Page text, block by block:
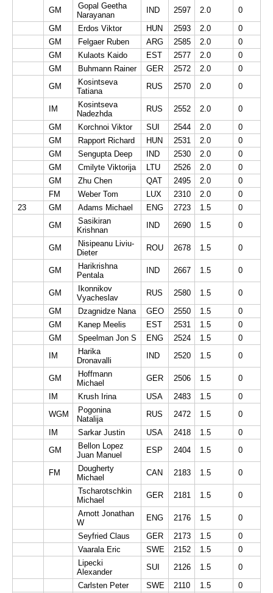
GM
Gopal Geetha
Narayanan
IND 2597 2.0
0
GM
Erdos Viktor HUN 2593 2.0
0
GM
Felgaer Ruben ARG 2585 2.0
0
GM
Kulaots Kaido EST 2577 2.0
0
GM
Buhmann Rainer GER 2572 2.0
0
GM
Kosintseva
Tatiana
RUS 2570 2.0 0
IM
Kosintseva
Nadezhda
RUS 2552 2.0
0
GM
Korchnoi Viktor SUI 2544 2.0
0
GM
Rapport Richard HUN 2531 2.0
0
GM
Sengupta Deep IND 2530 2.0
0
GM
Cmilyte Viktorija LTU 2526 2.0
0
GM
Zhu Chen QAT 2495 2.0
0
FM
Weber Tom LUX 2310 2.0
0
23
GM Adams Michael ENG 2723 1.5
0
GM
Sasikiran
Krishnan
IND 2690 1.5 0
GM
Nisipeanu Liviu-
Dieter
ROU 2678 1.5 0
GM
Harikrishna
Pentala
IND 2667 1.5 0
GM
Ikonnikov
Vyacheslav
RUS 2580 1.5
0
GM
Dzagnidze Nana GEO 2550 1.5
0
GM
Kanep Meelis EST 2531 1.5
0
GM
Speelman Jon S ENG 2524 1.5
0
IM
Harika
Dronavalli
IND 2520 1.5 0
GM
Hoffmann
Michael
GER 2506 1.5
0
IM
Krush Irina USA 2483 1.5
0
WGM
Pogonina
Natalija
RUS 2472 1.5
0
IM
Sarkar Justin USA 2418 1.5
0
GM
Bellon Lopez
Juan Manuel
ESP 2404 1.5 0
FM
Dougherty
Michael
CAN 2183 1.5
0
Tscharotschkin
Michael
GER 2181 1.5
0
Arnott Jonathan
W
ENG 2176 1.5
0
Seyfried Claus
GER 2173 1.5
0
Vaarala Eric
SWE 2152 1.5
0
Lipecki
Alexander
SUI 2126 1.5
0
Carlsten Peter
SWE 2110 1.5
0